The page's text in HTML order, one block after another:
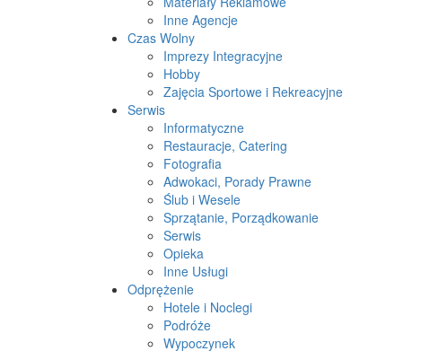
Inne Agencje
Czas Wolny
Imprezy Integracyjne
Hobby
Zajęcia Sportowe i Rekreacyjne
Serwis
Informatyczne
Restauracje, Catering
Fotografia
Adwokaci, Porady Prawne
Ślub i Wesele
Sprzątanie, Porządkowanie
Serwis
Opieka
Inne Usługi
Odprężenie
Hotele i Noclegi
Podróże
Wypoczynek